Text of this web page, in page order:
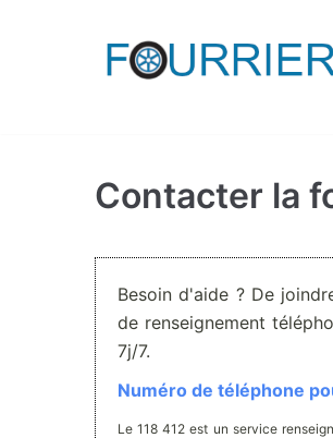
Contacter la
Besoin d'aide ? De
de renseignement
7j/7.
Numéro de téléphone
Le 118 412 est un service